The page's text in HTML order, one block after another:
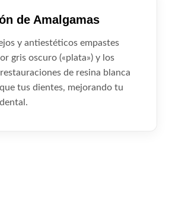
de Amalgamas
y antiestéticos empastes
gris oscuro («plata») y los
de resina blanca
tus dientes, mejorando tu